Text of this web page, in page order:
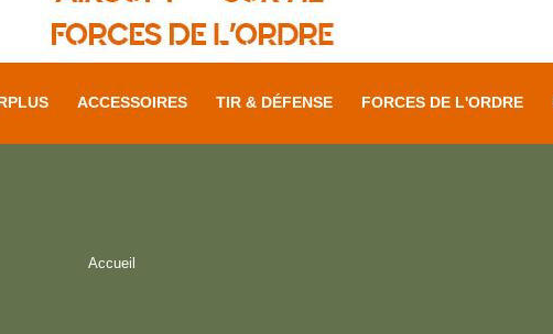
ACCESSOIRES TIR & DÉFENSE FORCES DE L'ORDRE
Accueil